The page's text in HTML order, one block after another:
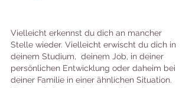
Vielleicht erkennst du dich an mancher
Stelle wieder. Vielleicht erwischt du dich in
deinem Studium,  deinem Job, in deiner
persönlichen Entwicklung oder daheim bei
deiner Familie in einer ähnlichen Situation.